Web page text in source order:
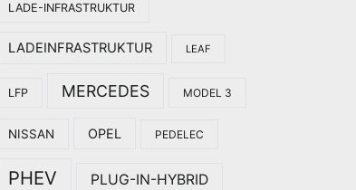
LADE-INFRASTRUKTUR
LADEINFRASTRUKTUR LEAF
LFP MERCEDES MODEL 3
NISSAN OPEL PEDELEC
PHEV PLUG-IN-HYBRID